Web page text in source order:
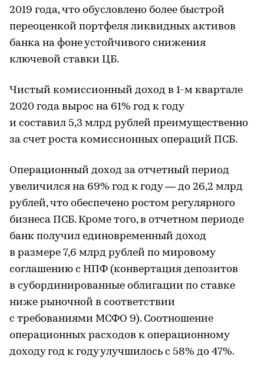
2019 года, что обусловлено более быстрой
переоценкой портфеля ликвидных активов
банка на фоне устойчивого снижения
ключевой ставки ЦБ.
Чистый комиссионный доход в 1-м квартале
2020 года вырос на 61% год к году
и составил 5,3 млрд рублей преимущественно
за счет роста комиссионных операций ПСБ.
Операционный доход за отчетный период
увеличился на 69% год к году — до 26,2 млрд
рублей, что обеспечено ростом регулярного
бизнеса ПСБ. Кроме того, в отчетном периоде
банк получил единовременный доход
в размере 7,6 млрд рублей по мировому
соглашению с НПФ (конвертация депозитов
в субординированные облигации по ставке
ниже рыночной в соответствии
с требованиями МСФО 9). Соотношение
операционных расходов к операционному
доходу год к году улучшилось с 58% до 47%.